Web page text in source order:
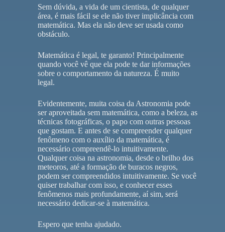
Sem dúvida, a vida de um cientista, de qualquer
área, é mais fácil se ele não tiver implicância com
matemática. Mas ela não deve ser usada como
obstáculo.
Matemática é legal, te garanto! Principalmente
quando você vê que ela pode te dar informações
sobre o comportamento da natureza. É muito
legal.
Evidentemente, muita coisa da Astronomia pode
ser aproveitada sem matemática, como a beleza, as
técnicas fotográficas, o papo com outras pessoas
que gostam. E antes de se compreender qualquer
fenômeno com o auxílio da matemática, é
necessário compreendê-lo intuitivamente.
Qualquer coisa na astronomia, desde o brilho dos
meteoros, até a formação de buracos negros,
podem ser compreendidos intuitivamente. Se você
quiser trabalhar com isso, e conhecer esses
fenômenos mais profundamente, aí sim, será
necessário dedicar-se à matemática.
Espero que tenha ajudado.